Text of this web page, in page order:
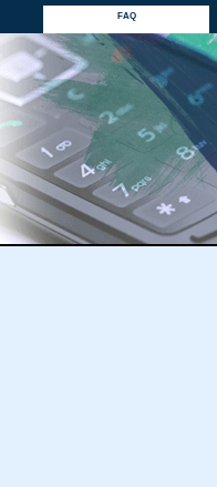
faq